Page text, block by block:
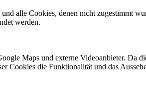
alle Cookies, denen nicht zugestimmt
werden.
Maps und externe Videoanbieter. Da
Cookies die Funktionalität und das